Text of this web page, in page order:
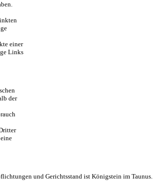
einer
Links
der
und Gerichtsstand ist Königstein im Taunus.